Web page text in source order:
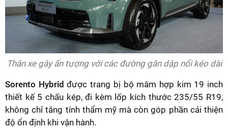
Thân xe gây ấn tượng với các đường gân dập nổi kéo dài
Sorento Hybrid được trang bị bộ mâm hợp kim 19 inch
thiết kế 5 chấu kép, đi kèm lốp kích thước 235/55 R19,
không chỉ tăng tính thẩm mỹ mà còn góp phần cải thiện
độ ổn định khi vận hành.